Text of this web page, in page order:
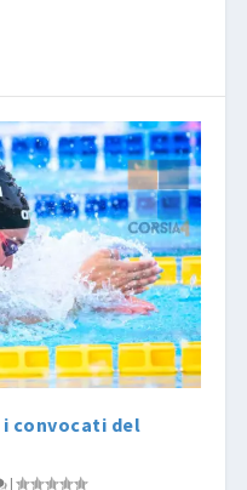
convocati del
|